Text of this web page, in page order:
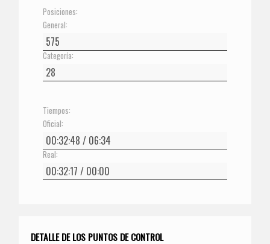
Posiciones:
General:
Categoría:
Tiempos:
Oficial:
Real:
DETALLE DE LOS PUNTOS DE CONTROL